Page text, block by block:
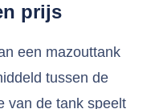
prijs
een mazouttank
tussen de
van de tank speelt